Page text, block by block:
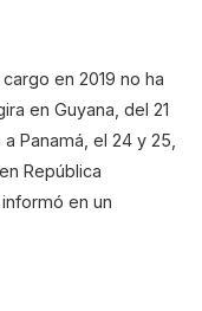
en 2019 no ha
en Guyana, del 21
Panamá, el 24 y 25,
República
en un